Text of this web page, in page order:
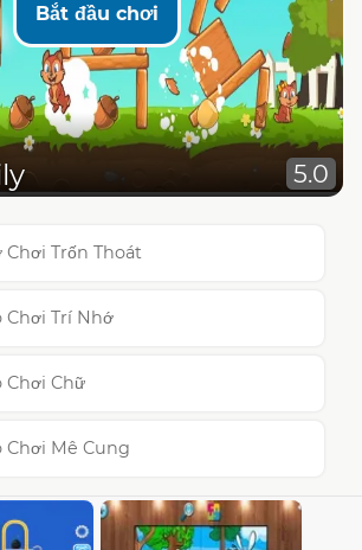
Bắt đầu chơi
5.0
Chơi Trốn Thoát
Chơi Trí Nhớ
Chơi Chữ
Chơi Mê Cung